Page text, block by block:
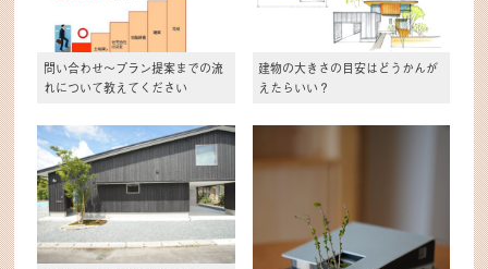
問い合わせ～プラン提案までの流
れについて教えてください
建物の大きさの目安はどうかんが
えたらいい？